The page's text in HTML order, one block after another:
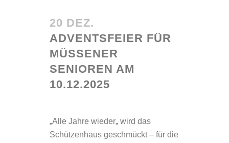
20 DEZ.
ADVENTSFEIER FÜR
MÜSSENER
SENIOREN AM
10.12.2025
„Alle Jahre wieder„ wird das
Schützenhaus geschmückt – für die